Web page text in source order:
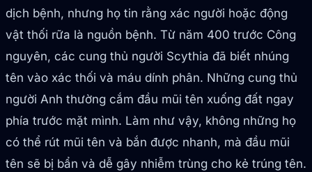
dịch bệnh, nhưng họ tin rằng xác người hoặc động
vật thối rữa là nguồn bệnh. Từ năm 400 trước Công
nguyên, các cung thủ người Scythia đã biết nhúng
tên vào xác thối và máu dính phân. Những cung thủ
người Anh thường cắm đầu mũi tên xuống đất ngay
phía trước mặt mình. Làm như vậy, không những họ
có thể rút mũi tên và bắn được nhanh, mà đầu mũi
tên sẽ bị bẩn và dễ gây nhiễm trùng cho kẻ trúng tên.